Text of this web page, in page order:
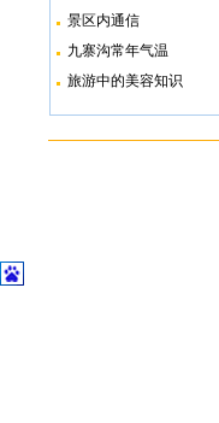
景区内通信
九寨沟常年气温
旅游中的美容知识